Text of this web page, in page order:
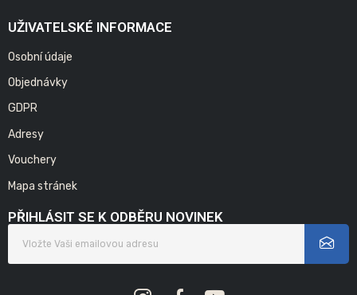
UŽIVATELSKÉ INFORMACE
Osobní údaje
Objednávky
GDPR
Adresy
Vouchery
Mapa stránek
PŘIHLÁSIT SE K ODBĚRU NOVINEK